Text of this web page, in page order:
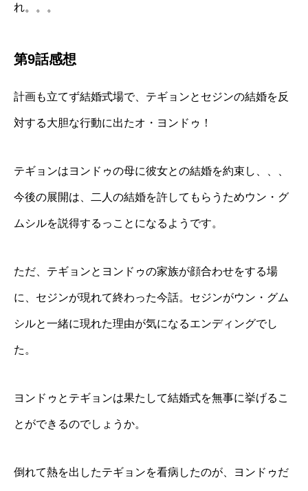
れ。。。
第9話感想
計画も立てず結婚式場で、テギョンとセジンの結婚を反
対する大胆な行動に出たオ・ヨンドゥ！
テギョンはヨンドゥの母に彼女との結婚を約束し、、、
今後の展開は、二人の結婚を許してもらうためウン・グ
ムシルを説得するっことになるようです。
ただ、テギョンとヨンドゥの家族が顔合わせをする場
に、セジンが現れて終わった今話。セジンがウン・グム
シルと一緒に現れた理由が気になるエンディングでし
た。
ヨンドゥとテギョンは果たして結婚式を無事に挙げるこ
とができるのでしょうか。
倒れて熱を出したテギョンを看病したのが、ヨンドゥだ